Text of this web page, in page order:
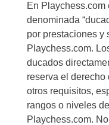
En Playchess.com
denominada
por prestaciones y
Playchess.com.
ducados
reserva el
otros requisitos,
rangos o niveles
Playchess.com.